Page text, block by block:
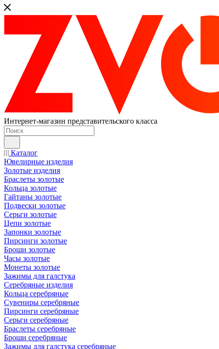
Интернет-магазин представительского класса
Каталог
Ювелирные изделия
Золотые изделия
Браслеты золотые
Кольца золотые
Гайтаны золотые
Подвески золотые
Серьги золотые
Цепи золотые
Запонки золотые
Пирсинги золотые
Броши золотые
Часы золотые
Монеты золотые
Зажимы для галстука
Серебряные изделия
Кольца серебряные
Сувениры серебряные
Пирсинги серебряные
Серьги серебряные
Браслеты серебряные
Броши серебряные
Зажимы для галстука серебряные